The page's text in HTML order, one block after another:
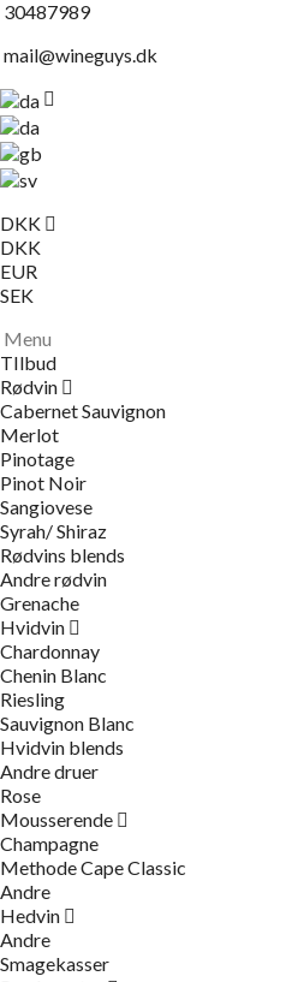
30487989
mail@wineguys.dk
DKK
DKK
EUR
SEK
Menu
TIlbud
Rødvin
Cabernet Sauvignon
Merlot
Pinotage
Pinot Noir
Sangiovese
Syrah/ Shiraz
Rødvins blends
Andre rødvin
Grenache
Hvidvin
Chardonnay
Chenin Blanc
Riesling
Sauvignon Blanc
Hvidvin blends
Andre druer
Rose
Mousserende
Champagne
Methode Cape Classic
Andre
Hedvin
Andre
Smagekasser